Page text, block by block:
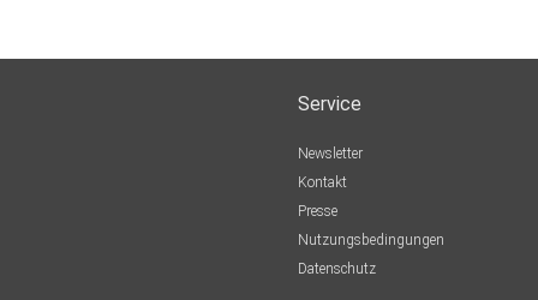
Service
Newsletter
Kontakt
Presse
Nutzungsbedingungen
Datenschutz